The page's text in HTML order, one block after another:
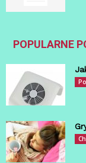
POPULARNE